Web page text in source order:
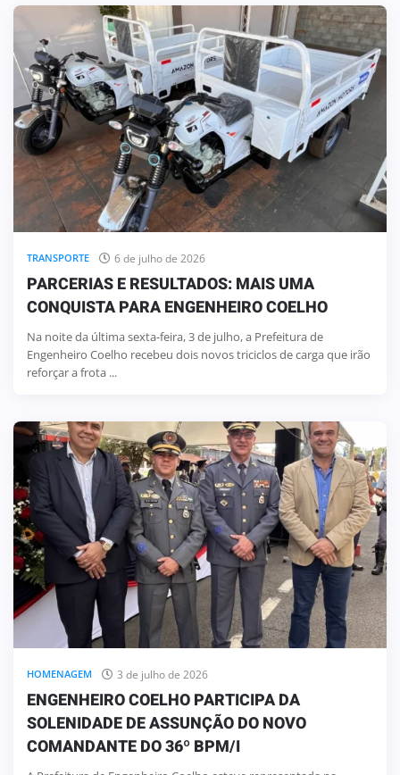
TRANSPORTE 6 de julho de 2026
PARCERIAS E RESULTADOS: MAIS UMA
CONQUISTA PARA ENGENHEIRO COELHO
Na noite da última sexta-feira, 3 de julho, a Prefeitura de
Engenheiro Coelho recebeu dois novos triciclos de carga que irão
reforçar a frota ...
HOMENAGEM 3 de julho de 2026
ENGENHEIRO COELHO PARTICIPA DA
SOLENIDADE DE ASSUNÇÃO DO NOVO
COMANDANTE DO 36º BPM/I